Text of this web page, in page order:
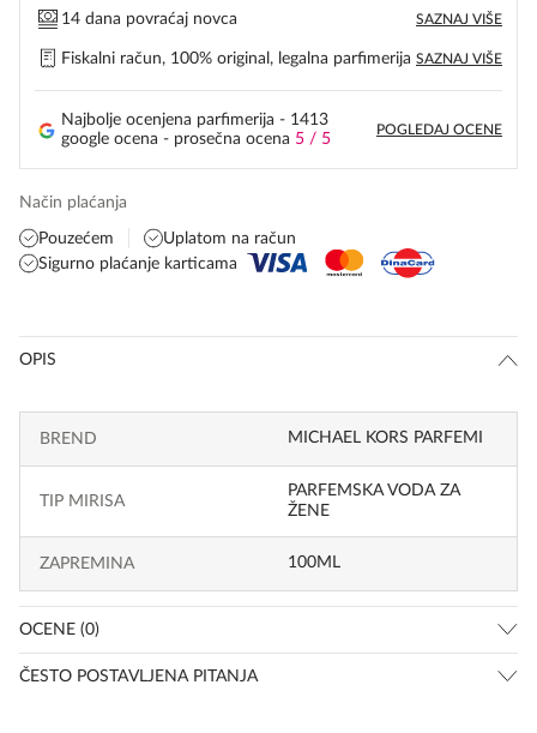
14 dana povraćaj novca SAZNAJ VIŠE
Fiskalni račun, 100% original, legalna parfimerija SAZNAJ VIŠE
Najbolje ocenjena parfimerija - 1413
google ocena - prosečna ocena 5 / 5
POGLEDAJ OCENE
Način plaćanja
Pouzećem
Uplatom na račun
Sigurno plaćanje karticama
OPIS
BREND MICHAEL KORS PARFEMI
TIP MIRISA
PARFEMSKA VODA ZA
ŽENE
ZAPREMINA 100ML
OCENE (0)
ČESTO POSTAVLJENA PITANJA